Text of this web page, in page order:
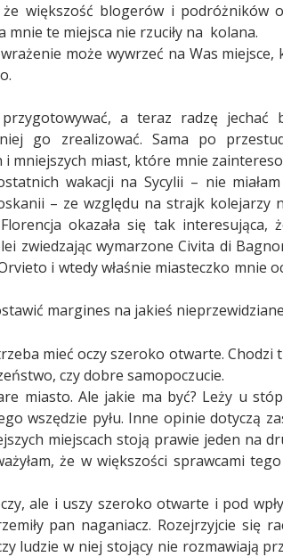
większość blogerów i podróżników
mnie te miejsca nie rzuciły na kolana.
może wywrzeć na Was
a teraz radzę
go zrealizować. Sama po
i mniejszych miast, które mnie
wakacji na Sycylii – nie
– ze względu na strajk kolejarzy
okazała się tak interesująca,
zwiedzając wymarzone Civita di
i wtedy właśnie miasteczko mnie
margines na jakieś
mieć oczy szeroko otwarte. Chodzi
czy dobre samopoczucie.
miasto. Ale jakie ma być? Leży u
wszędzie pyłu. Inne opinie dotyczą
miejscach stoją prawie jeden na
że w większości sprawcami
ale i uszy szeroko otwarte i pod
pan naganiacz. Rozejrzyjcie się
ludzie w niej stojący nie rozmawiają